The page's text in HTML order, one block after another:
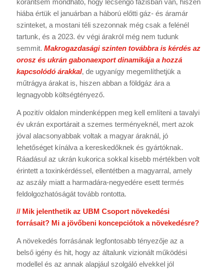
korántsem mondható, hogy lecsengő fázisban van, hiszen
hiába értük el januárban a háború előtti gáz- és áramár
szinteket, a mostani téli szezonnak még csak a felénél
tartunk, és a 2023. év végi árakról még nem tudunk
semmit. Makrogazdasági szinten továbbra is kérdés az
orosz és ukrán gabonaexport dinamikája a hozzá
kapcsolódó árakkal, de ugyanígy megemlíthetjük a
műtrágya árakat is, hiszen abban a földgáz ára a
legnagyobb költségtényező.
A pozitív oldalon mindenképpen meg kell említeni a tavalyi
év ukrán exportárait a szemes terményeknél, mert azok
jóval alacsonyabbak voltak a magyar áraknál, jó
lehetőséget kínálva a kereskedőknek és gyártóknak.
Ráadásul az ukrán kukorica sokkal kisebb mértékben volt
érintett a toxinkérdéssel, ellentétben a magyarral, amely
az aszály miatt a harmadára-negyedére esett termés
feldolgozhatóságát tovább rontotta.
// Mik jelenthetik az UBM Csoport növekedési
forrásait? Mi a jövőbeni koncepciótok a növekedésre?
A növekedés forrásának legfontosabb tényezője az a
belső igény és hit, hogy az általunk vizionált működési
modellel és az annak alapjául szolgáló elvekkel jól